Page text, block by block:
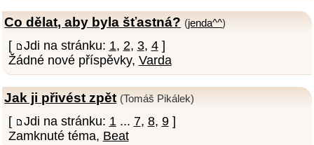
Co dělat, aby byla šťastná? (jenda^^)
[ Jdi na stránku: 1, 2, 3, 4]
Žádné nové příspěvky, Varda
Jak ji přivést zpět (Tomáš Pikálek)
[ Jdi na stránku: 1... 7, 8, 9]
Zamknuté téma, Beat